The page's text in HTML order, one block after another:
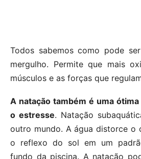
Todos sabemos como pode
mergulho. Permite que mais
músculos e as forças que
A natação também é uma
o estresse. Natação
outro mundo. A água distorce o
o reflexo do sol em um
fundo da piscina. A natação